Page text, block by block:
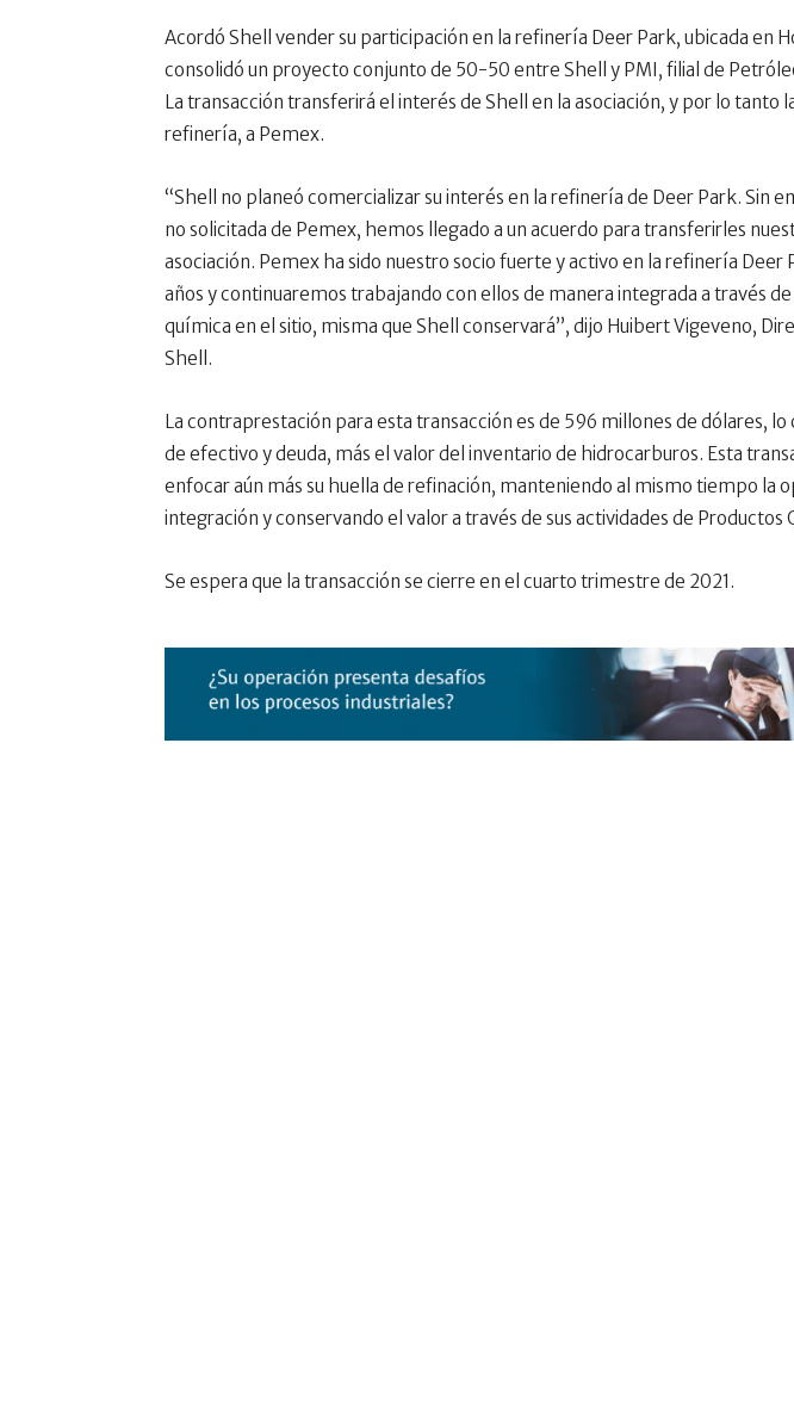
Acordó Shell vender su participación en la refinería Deer Park, ubicada en
consolidó un proyecto conjunto de 50-50 entre Shell y PMI, filial de
La transacción transferirá el interés de Shell en la asociación, y por lo tanto
refinería, a Pemex.
“Shell no planeó comercializar su interés en la refinería de Deer Park. Sin
no solicitada de Pemex, hemos llegado a un acuerdo para transferirles
asociación. Pemex ha sido nuestro socio fuerte y activo en la refinería Deer
años y continuaremos trabajando con ellos de manera integrada a través
química en el sitio, misma que Shell conservará”, dijo Huibert Vigeveno,
Shell.
La contraprestación para esta transacción es de 596 millones de dólares, lo
de efectivo y deuda, más el valor del inventario de hidrocarburos. Esta
enfocar aún más su huella de refinación, manteniendo al mismo tiempo la
integración y conservando el valor a través de sus actividades de Productos
Se espera que la transacción se cierre en el cuarto trimestre de 2021.